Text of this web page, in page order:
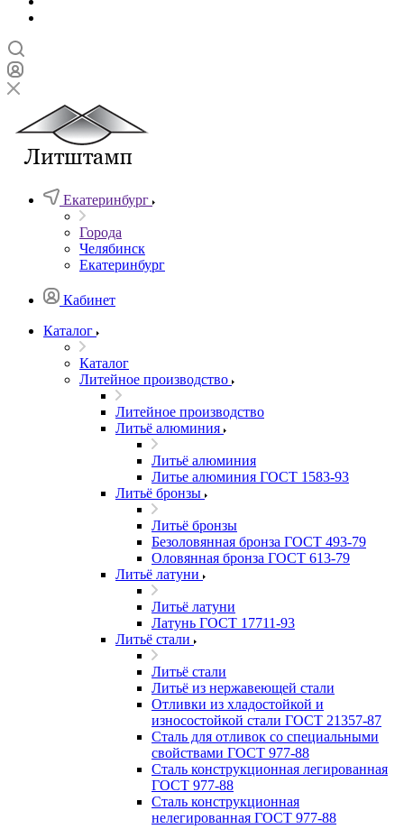
Екатеринбург
Города
Челябинск
Екатеринбург
Кабинет
Каталог
Каталог
Литейное производство
Литейное производство
Литьё алюминия
Литьё алюминия
Литье алюминия ГОСТ 1583-93
Литьё бронзы
Литьё бронзы
Безоловянная бронза ГОСТ 493-79
Оловянная бронза ГОСТ 613-79
Литьё латуни
Литьё латуни
Латунь ГОСТ 17711-93
Литьё стали
Литьё стали
Литьё из нержавеющей стали
Отливки из хладостойкой и
износостойкой стали ГОСТ 21357-87
Сталь для отливок со специальными
свойствами ГОСТ 977-88
Сталь конструкционная легированная
ГОСТ 977-88
Сталь конструкционная
нелегированная ГОСТ 977-88